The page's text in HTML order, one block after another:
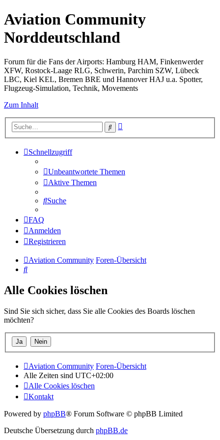
Aviation Community
Norddeutschland
Forum für die Fans der Airports: Hamburg HAM, Finkenwerder
XFW, Rostock-Laage RLG, Schwerin, Parchim SZW, Lübeck
LBC, Kiel KEL, Bremen BRE und Hannover HAJ u.a. Spotter,
Flugzeug-Simulation, Technik, Movements
Zum Inhalt
Suche
Schnellzugriff
Unbeantwortete Themen
Aktive Themen
Suche
FAQ
Anmelden
Registrieren
Aviation Community Foren-Übersicht
Suche
Alle Cookies löschen
Sind Sie sich sicher, dass Sie alle Cookies des Boards löschen
möchten?
Aviation Community Foren-Übersicht
Alle Zeiten sind UTC+02:00
Alle Cookies löschen
Kontakt
Powered by phpBB® Forum Software © phpBB Limited
Deutsche Übersetzung durch phpBB.de